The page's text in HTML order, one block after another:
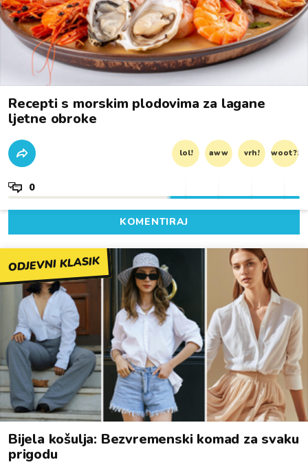
Recepti s morskim plodovima za lagane
ljetne obroke
lol! aww vrh! woot?!
0
KOMENTIRAJ
ODJEVNI KLASIK
Bijela košulja: Bezvremenski komad za svaku
prigodu